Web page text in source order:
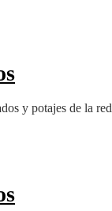
y potajes de la red